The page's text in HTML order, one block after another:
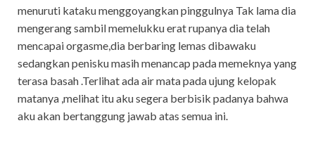
menuruti kataku menggoyangkan pinggulnya Tak lama dia
mengerang sambil memelukku erat rupanya dia telah
mencapai orgasme,dia berbaring lemas dibawaku
sedangkan penisku masih menancap pada memeknya yang
terasa basah .Terlihat ada air mata pada ujung kelopak
matanya ,melihat itu aku segera berbisik padanya bahwa
aku akan bertanggung jawab atas semua ini.